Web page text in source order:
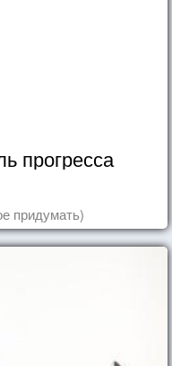
прогресса
придумать)